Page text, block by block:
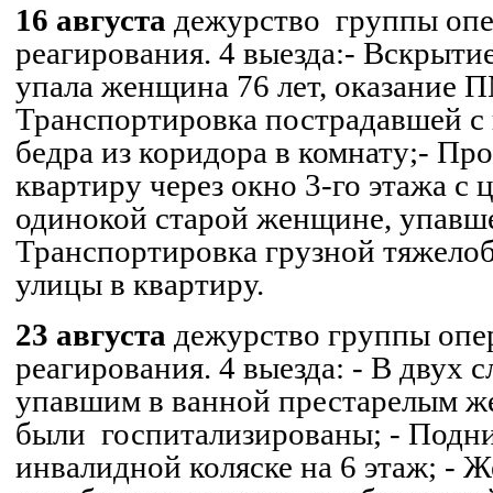
16 августа дежурство группы
реагирования. 4 выезда:-
упала женщина 76 лет, оказание
Транспортировка пострадавшей
бедра из коридора в комнату;-
квартиру через окно 3-го этажа
одинокой старой женщине,
Транспортировка грузной
улицы в квартиру.
23 августа дежурство группы
реагирования. 4 выезда: - В двух
упавшим в ванной престарелым
были госпитализированы; -
инвалидной коляске на 6 этаж; -